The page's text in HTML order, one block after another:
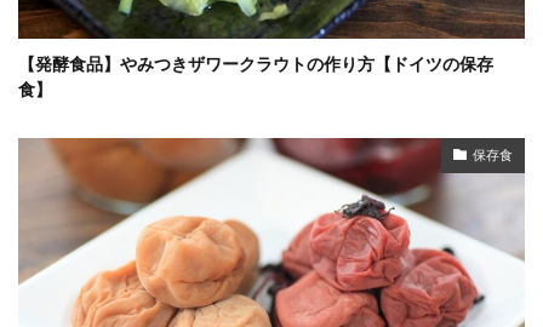
【発酵食品】やみつきザワークラウトの作り方【ドイツの保存
食】
保存食